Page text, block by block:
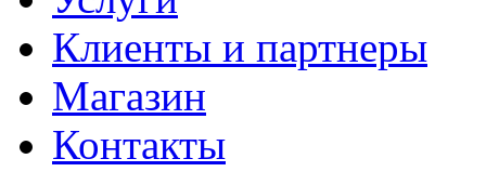
Клиенты и партнеры
Магазин
Контакты